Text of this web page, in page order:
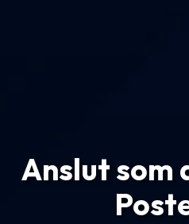
Anslut